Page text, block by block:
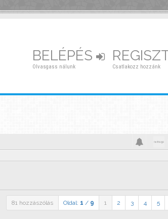
BELÉPÉS
Olvasgass nálunk Csatlakozz hozzánk
81 hozzászólás Oldal: 1 / 9 1 2 3 4 5